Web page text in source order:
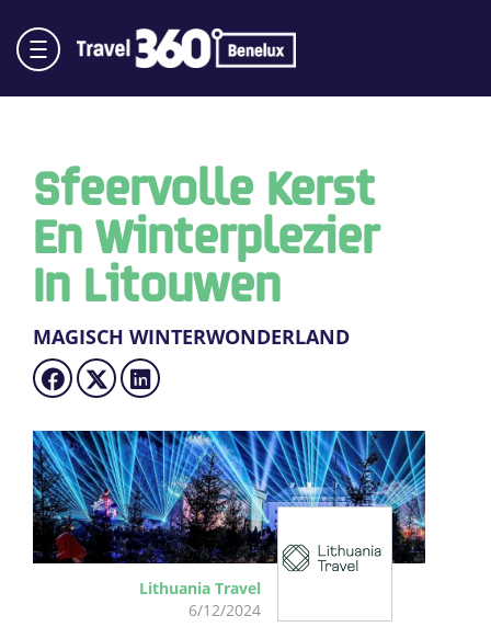
Sfeervolle Kerst
En Winterplezier
In Litouwen
MAGISCH WINTERWONDERLAND
Lithuania Travel
6/12/2024